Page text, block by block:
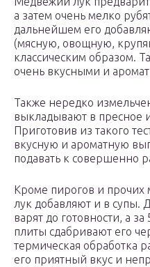
а затем очень мелко
дальнейшем его
(мясную, овощную,
классическим образом.
очень вкусными и
Также нередко
выкладывают в пресное
Приготовив из такого
вкусную и ароматную
подавать к совершенно
Кроме пирогов и
лук добавляют и в супы.
варят до готовности, а
плиты сдабривают его
термическая обработка
его приятный вкус и